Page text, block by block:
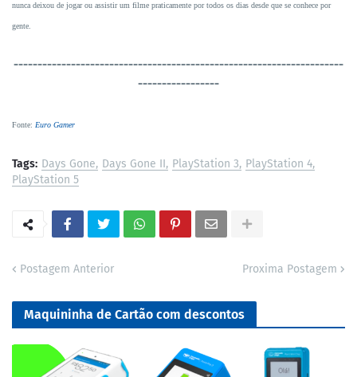
nunca deixou de jogar ou assistir um filme praticamente por todos os dias desde que se conhece por
gente.
---------------------------------------------------------------------
-----------------
Fonte: Euro Gamer
Tags: Days Gone Days Gone II PlayStation 3 PlayStation 4
PlayStation 5
Postagem Anterior Proxima Postagem
Maquininha de Cartão com descontos